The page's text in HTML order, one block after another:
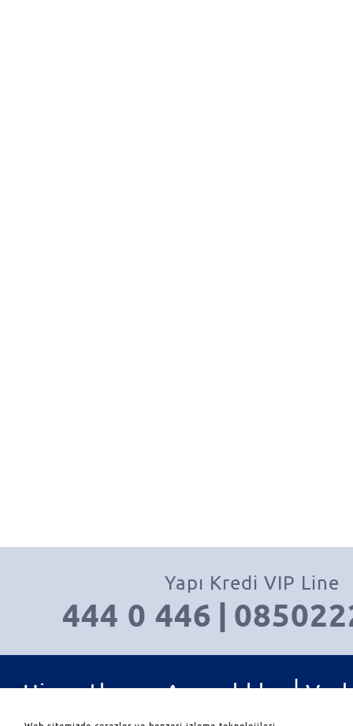
Yapı Kredi VIP Line
444 0 446 |
Hizmetler ve Ayrıcalıklar |
|